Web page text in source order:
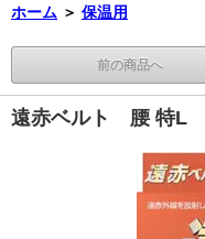
ホーム ＞ 保温用
前の商品へ
遠赤ベルト 腰 特L